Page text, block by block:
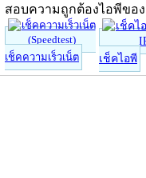
สอบความถูกต้องไอพีขอ
เช็คความเร็วเน็ต เช็คไอพี